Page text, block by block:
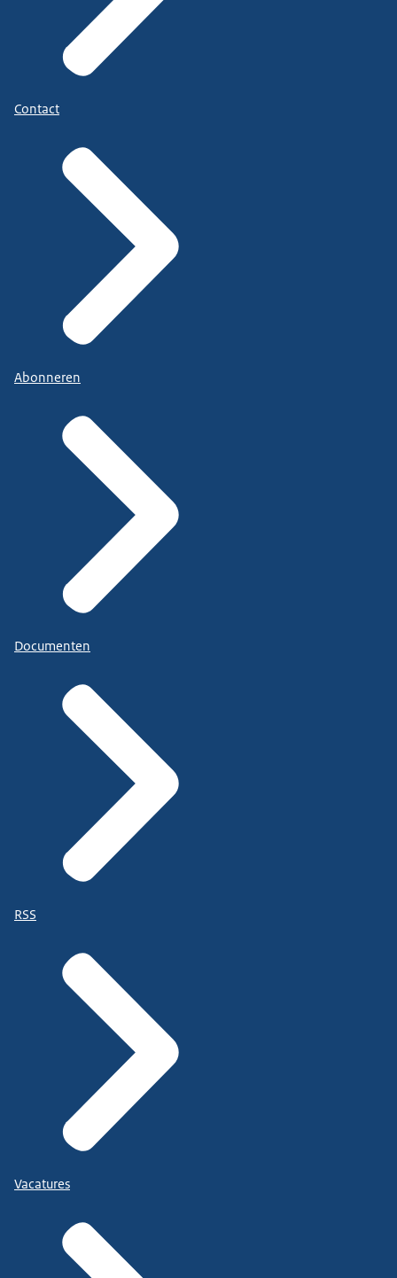
Contact
Abonneren
Documenten
RSS
Vacatures